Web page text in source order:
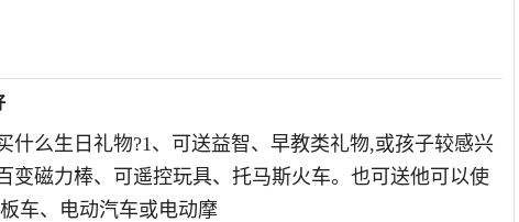
什么生日礼物?1、可送益智、早教类礼物,或孩子较感兴
变磁力棒、可遥控玩具、托马斯火车。也可送他可以使
车、电动汽车或电动摩